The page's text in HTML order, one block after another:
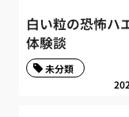
白い粒の恐怖ハ
体験談
未分類